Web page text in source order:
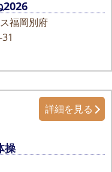
2026
福岡別府
操
詳細を見る